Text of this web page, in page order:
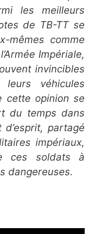
les meilleurs
de TB-TT se
mêmes comme
Impériale,
invincibles
véhicules
cette opinion se
du temps dans
partagé
impériaux,
ces soldats à
dangereuses.